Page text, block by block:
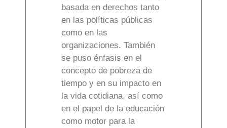
basada en derechos tanto
en las políticas públicas
como en las
organizaciones. También
se puso énfasis en el
concepto de pobreza de
tiempo y en su impacto en
la vida cotidiana, así como
en el papel de la educación
como motor para la